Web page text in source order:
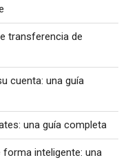
transferencia de
cuenta: una guía
una guía completa
forma inteligente: una